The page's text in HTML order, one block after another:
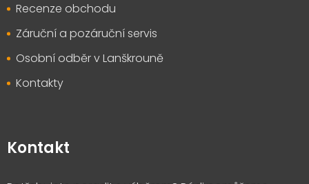
Recenze obchodu
Záruční a pozáruční servis
Osobní odběr v Lanškrouně
Kontakty
Kontakt